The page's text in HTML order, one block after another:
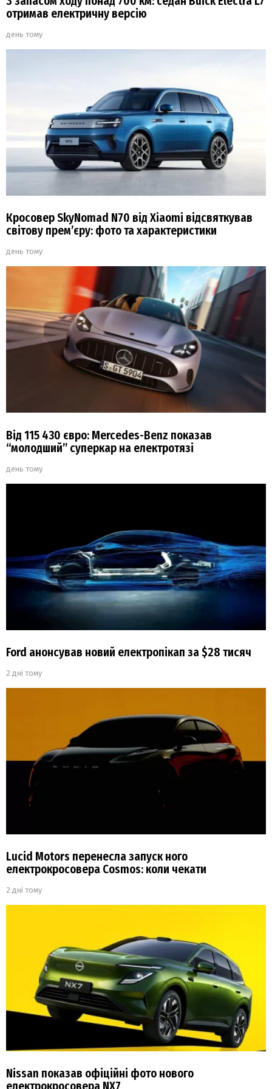
отримав електричну версію
день тому
Кросовер SkyNomad N70 від Xiaomi відсвяткував
світову прем’єру: фото та характеристики
день тому
Від 115 430 євро: Mercedes-Benz показав
“молодший” суперкар на електротязі
день тому
Ford анонсував новий електропікап за $28 тисяч
2 дні тому
Lucid Motors перенесла запуск ного
електрокросовера Cosmos: коли чекати
2 дні тому
Nissan показав офіційні фото нового